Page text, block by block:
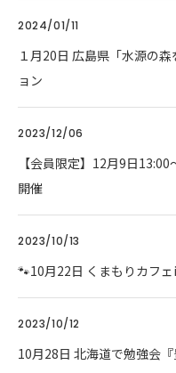
2024/01/11
１月20日 広島県「水源の
ョン
2023/12/06
【会員限定】12月9日
開催
2023/10/13
🐾10月22日 くまもりカフェ
2023/10/12
10月28日 北海道で勉強会『